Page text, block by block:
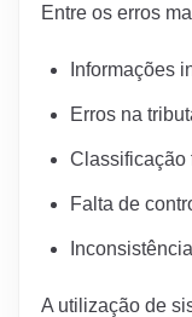
Entre os erros
Informações
Erros na
Classificação
Falta de
A utilização de